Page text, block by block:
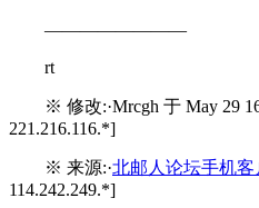
————————
rt
※ 修改:·Mrcgh 于 May 29
221.216.116.*]
※ 来源:·北邮人论坛手机客
114.242.249.*]